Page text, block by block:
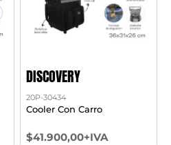
DISCOVERY
20P-30434
Cooler Con Carro
$41.900,00+IVA